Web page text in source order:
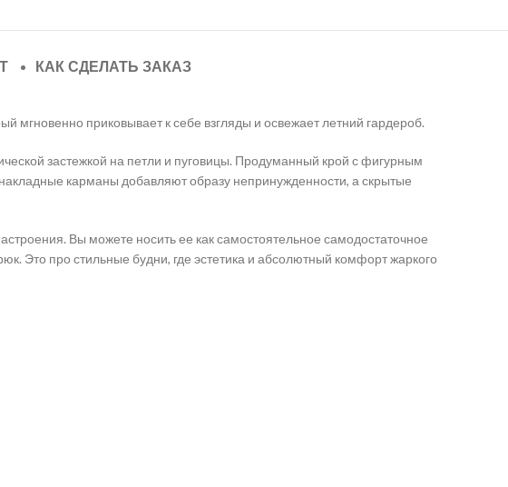
КАК СДЕЛАТЬ ЗАКАЗ
мгновенно приковывает к себе взгляды и освежает летний гардероб.
застежкой на петли и пуговицы. Продуманный крой с фигурным
карманы добавляют образу непринужденности, а скрытые
Вы можете носить ее как самостоятельное самодостаточное
Это про стильные будни, где эстетика и абсолютный комфорт жаркого